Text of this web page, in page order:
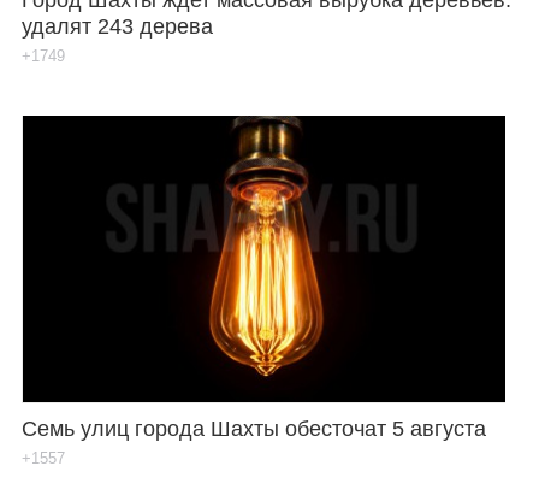
удалят 243 дерева
+1749
Семь улиц города Шахты обесточат 5 августа
+1557